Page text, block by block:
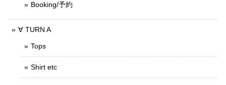
Booking/予約
∀ TURN A
Tops
Shirt etc